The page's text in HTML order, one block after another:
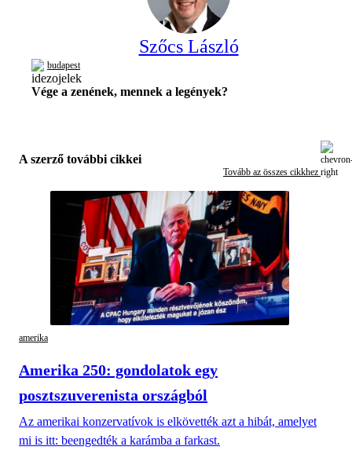
Szőcs László
budapest
Vége a zenének, mennek a legények?
A szerző további cikkei
Tovább az összes cikkhez
amerika
Amerika 250: gondolatok egy
posztszuverenista országból
Az amerikai konzervatívok is elkövették azt a hibát, amelyet
mi is itt: beengedték a karámba a farkast.